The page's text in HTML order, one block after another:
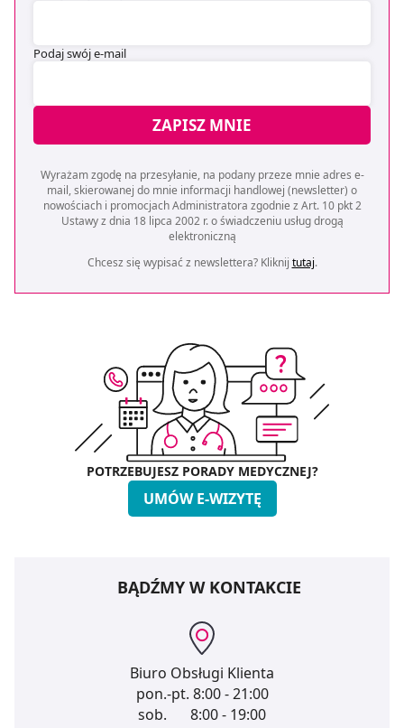
Podaj swój e-mail
ZAPISZ MNIE
Wyrażam zgodę na przesyłanie, na podany przeze mnie adres e-
mail, skierowanej do mnie informacji handlowej (newsletter) o
nowościach i promocjach Administratora zgodnie z Art. 10 pkt 2
Ustawy z dnia 18 lipca 2002 r. o świadczeniu usług drogą
elektroniczną
Chcesz się wypisać z newslettera? Kliknij tutaj.
POTRZEBUJESZ PORADY MEDYCZNEJ?
UMÓW E-WIZYTĘ
BĄDŹMY W KONTAKCIE
Biuro Obsługi Klienta
pon.-pt. 8:00 - 21:00
sob.
8:00 - 19:00